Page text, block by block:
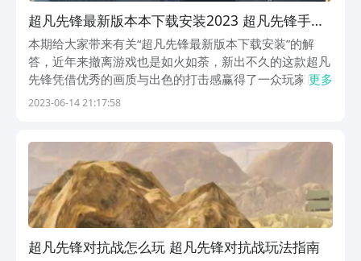
超凡先锋最新版本本下载安装2023 超凡先锋手游
安卓下载链接最新版
本期给大家带来有关“超凡先锋最新版本下载安装”的解
答，近年来撤离游戏也是如火如荼，新出不久的这款超凡
先锋凭借优秀的画质与出色的打击感赢得了一众玩家朋友
的青睐，部分萌新玩家还不知道怎么玩到它，所以下面小
更多
2023-06-14 21:17:58
超凡先锋对抗战怎么玩 超凡先锋对抗战玩法指南